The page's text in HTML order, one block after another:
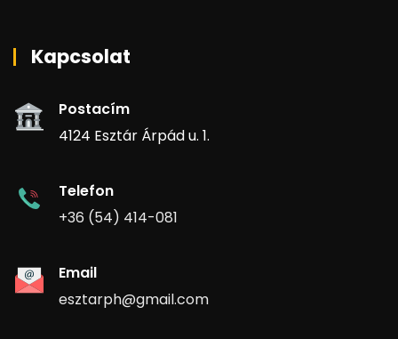
Kapcsolat
Postacím
4124 Esztár Árpád u. 1.
Telefon
+36 (54) 414-081
Email
esztarph@gmail.com